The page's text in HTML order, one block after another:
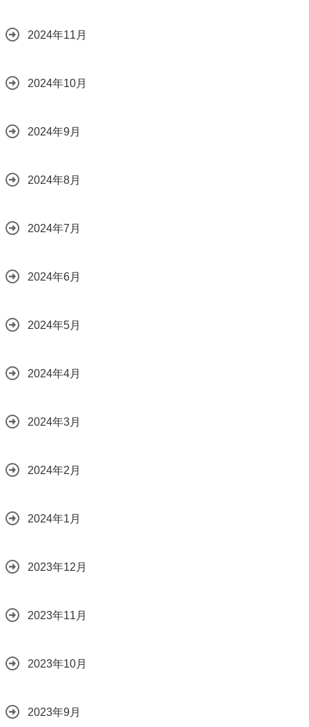
2024年11月
2024年10月
2024年9月
2024年8月
2024年7月
2024年6月
2024年5月
2024年4月
2024年3月
2024年2月
2024年1月
2023年12月
2023年11月
2023年10月
2023年9月